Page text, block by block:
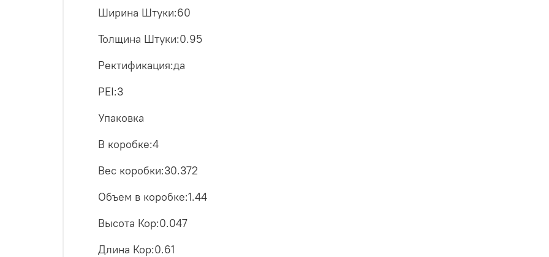
Ширина Штуки:60
Толщина Штуки:0.95
Ректификация:да
PEI:3
Упаковка
В коробке:4
Вес коробки:30.372
Объем в коробке:1.44
Высота Кор:0.047
Длина Кор:0.61